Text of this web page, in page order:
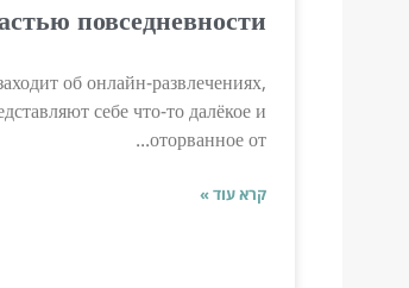
повседневности
об онлайн-развлечениях,
себе что-то далёкое и
оторванное от...
קרא עוד »